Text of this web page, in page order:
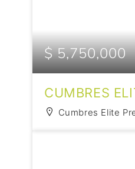
$ 5,750,000
CUMBRES
Cumbres Elite